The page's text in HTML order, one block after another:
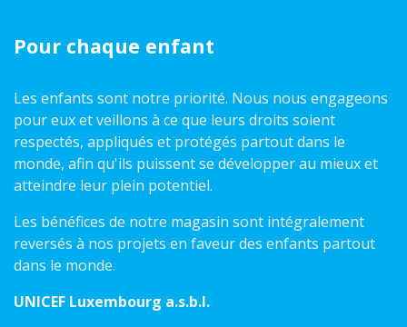
Pour chaque enfant
Les enfants sont notre priorité. Nous nous engageons
pour eux et veillons à ce que leurs droits soient
respectés, appliqués et protégés partout dans le
monde, afin qu'ils puissent se développer au mieux et
atteindre leur plein potentiel.
Les bénéfices de notre magasin sont intégralement
reversés à nos projets en faveur des enfants partout
dans le monde.
UNICEF Luxembourg a.s.b.l.